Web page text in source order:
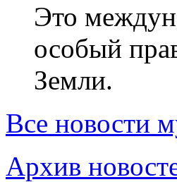
Это
особый
Земли.
Все новости
Архив